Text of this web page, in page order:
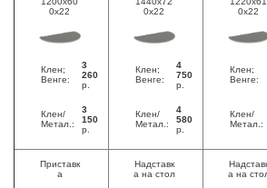
0x22
Клен;
Венге:
3
260
р.
Клен/
Метал.:
3
150
р.
0x22
Клен;
Венге:
4
750
р.
Клен/
Метал.:
4
580
р.
0x22
Клен;
Венге:
Клен/
Метал.:
Приставк
а
Надставк
а на стол
а на